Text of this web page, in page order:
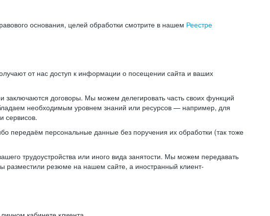
основания, целей обработки смотрите в нашем Реестре
от нас доступ к информации о посещении сайта и ваших
заключаются договоры. Мы можем делегировать часть своих функций
необходимым уровнем знаний или ресурсов — например, для
сервисов.
передаём персональные данные без поручения их обработки (так тоже
трудоустройства или иного вида занятости. Мы можем передавать
разместили резюме на нашем сайте, а иностранный клиент-